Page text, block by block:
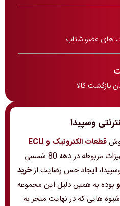
های عضو شتاب
بازگشت کالا
وسپیدا
قطعات الکترونیک و ECU
و همچنین ابزار و تجهیزات مربوطه در دهه 80 شمسی
ایجاد حس رضایت ازخرید
بوده به همین دلیل این مجموعه
هایی که در نهایت منجر به